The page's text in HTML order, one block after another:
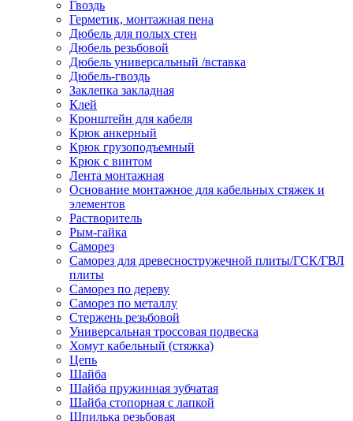
Гвоздь
Герметик, монтажная пена
Дюбель для полых стен
Дюбель резьбовой
Дюбель универсальный /вставка
Дюбель-гвоздь
Заклепка закладная
Клей
Кронштейн для кабеля
Крюк анкерный
Крюк грузоподъемный
Крюк с винтом
Лента монтажная
Основание монтажное для кабельных стяжек и
элементов
Растворитель
Рым-гайка
Саморез
Саморез для древесностружечной плиты/ГСК/ГВЛ
плиты
Саморез по дереву
Саморез по металлу
Стержень резьбовой
Универсальная троссовая подвеска
Хомут кабельный (стяжка)
Цепь
Шайба
Шайба пружинная зубчатая
Шайба стопорная с лапкой
Шпилька резьбовая